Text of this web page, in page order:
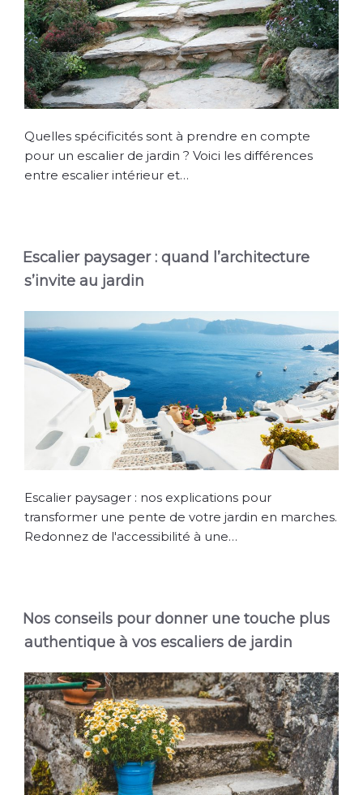
Quelles spécificités sont à prendre en compte
pour un escalier de jardin ? Voici les différences
entre escalier intérieur et…
Escalier paysager : quand l’architecture
s’invite au jardin
Escalier paysager : nos explications pour
transformer une pente de votre jardin en marches.
Redonnez de l'accessibilité à une…
Nos conseils pour donner une touche plus
authentique à vos escaliers de jardin